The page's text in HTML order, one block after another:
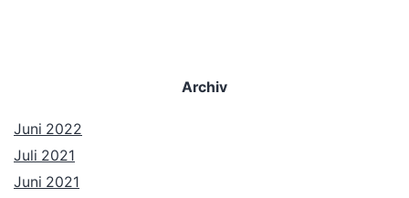
Archiv
Juni 2022
Juli 2021
Juni 2021